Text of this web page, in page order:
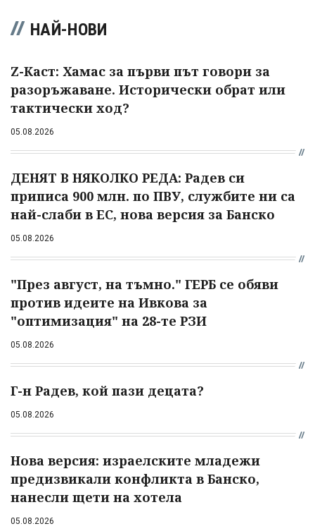
НАЙ-НОВИ
Z-Каст: Хамас за първи път говори за
разоръжаване. Исторически обрат или
тактически ход?
05.08.2026
ДЕНЯТ В НЯКОЛКО РЕДА: Радев си
приписа 900 млн. по ПВУ, службите ни са
най-слаби в ЕС, нова версия за Банско
05.08.2026
"През август, на тъмно." ГЕРБ се обяви
против идеите на Ивкова за
"оптимизация" на 28-те РЗИ
05.08.2026
Г-н Радев, кой пази децата?
05.08.2026
Нова версия: израелските младежи
предизвикали конфликта в Банско,
нанесли щети на хотела
05.08.2026